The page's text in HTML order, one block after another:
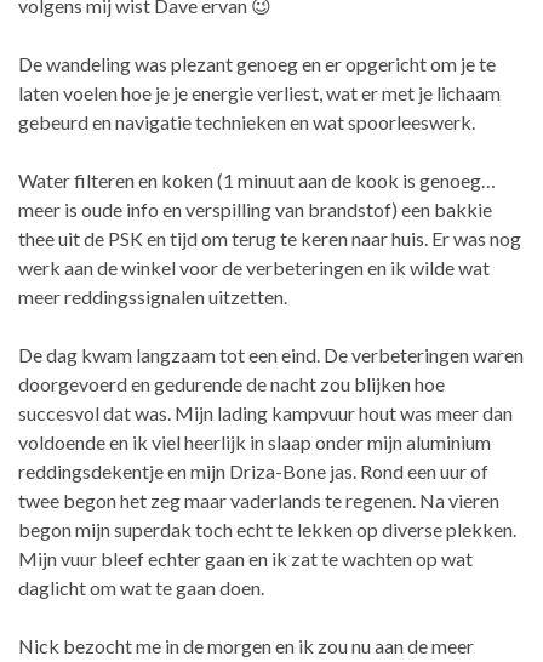
volgens mij wist Dave ervan 😉
De wandeling was plezant genoeg en er opgericht om je te
laten voelen hoe je je energie verliest, wat er met je lichaam
gebeurd en navigatie technieken en wat spoorleeswerk.
Water filteren en koken (1 minuut aan de kook is genoeg…
meer is oude info en verspilling van brandstof) een bakkie
thee uit de PSK en tijd om terug te keren naar huis. Er was nog
werk aan de winkel voor de verbeteringen en ik wilde wat
meer reddingssignalen uitzetten.
De dag kwam langzaam tot een eind. De verbeteringen waren
doorgevoerd en gedurende de nacht zou blijken hoe
succesvol dat was. Mijn lading kampvuur hout was meer dan
voldoende en ik viel heerlijk in slaap onder mijn aluminium
reddingsdekentje en mijn Driza-Bone jas. Rond een uur of
twee begon het zeg maar vaderlands te regenen. Na vieren
begon mijn superdak toch echt te lekken op diverse plekken.
Mijn vuur bleef echter gaan en ik zat te wachten op wat
daglicht om wat te gaan doen.
Nick bezocht me in de morgen en ik zou nu aan de meer